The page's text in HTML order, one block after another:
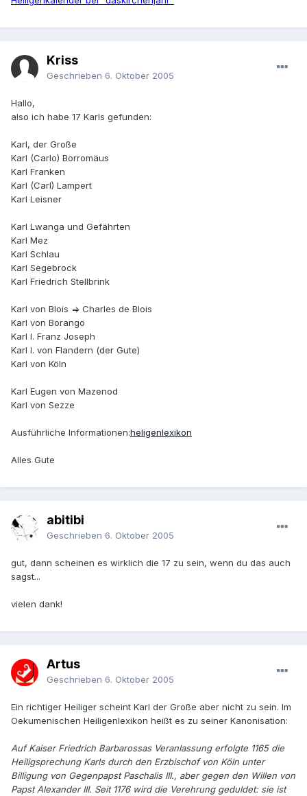
Kriss
Geschrieben 6. Oktober 2005
Hallo,
also ich habe 17 Karls gefunden:
Karl, der Große
Karl (Carlo) Borromäus
Karl Franken
Karl (Carl) Lampert
Karl Leisner
Karl Lwanga und Gefährten
Karl Mez
Karl Schlau
Karl Segebrock
Karl Friedrich Stellbrink
Karl von Blois => Charles de Blois
Karl von Borango
Karl I. Franz Joseph
Karl I. von Flandern (der Gute)
Karl von Köln
Karl Eugen von Mazenod
Karl von Sezze
Ausführliche Informationen:heligenlexikon
Alles Gute
abitibi
Geschrieben 6. Oktober 2005
gut, dann scheinen es wirklich die 17 zu sein, wenn du das auch
sagst...
vielen dank!
Artus
Geschrieben 6. Oktober 2005
Ein richtiger Heiliger scheint Karl der Große aber nicht zu sein. Im
Oekumenischen Heiligenlexikon heißt es zu seiner Kanonisation:
Auf Kaiser Friedrich Barbarossas Veranlassung erfolgte 1165 die
Heiligsprechung Karls durch den Erzbischof von Köln unter
Billigung von Gegenpapst Paschalis III., aber gegen den Willen von
Papst Alexander III. Seit 1176 wird die Verehrung geduldet: sie ist